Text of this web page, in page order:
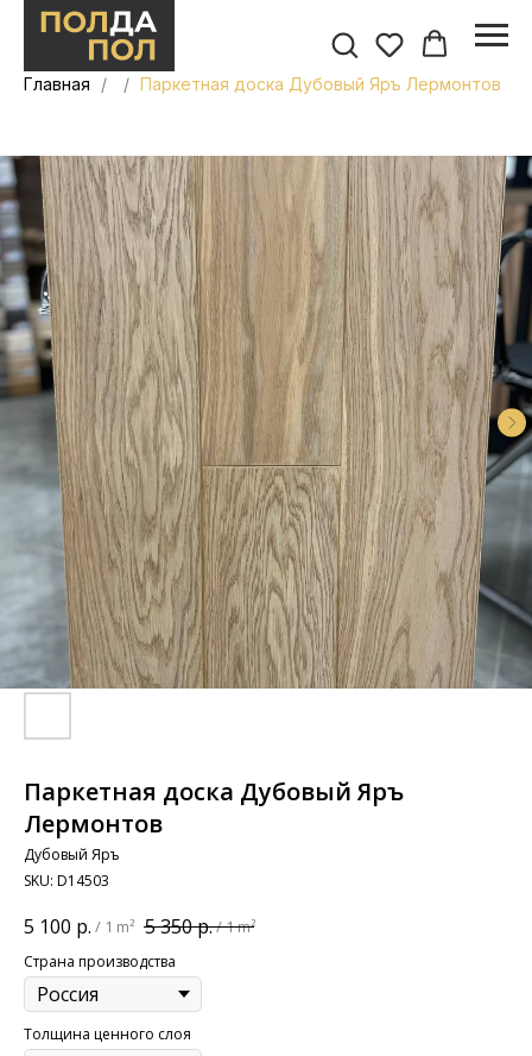
Главная Паркетная доска Дубовый Яръ Лермонтов
Паркетная доска Дубовый Яръ
Лермонтов
Дубовый Яръ
SKU: D14503
5 100 р. / 1 m² 5 350р./1 m²
Страна производства
Толщина ценного слоя